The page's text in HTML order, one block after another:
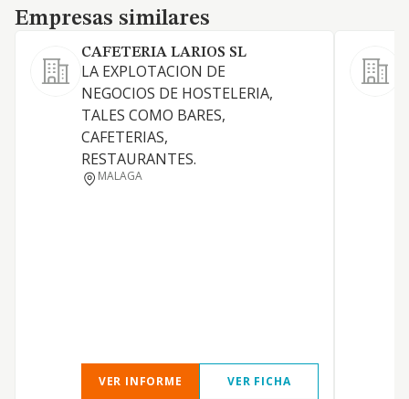
Empresas similares
Empresas similares
CAFETERIA LARIOS SL
LA EXPLOTACION DE
NEGOCIOS DE HOSTELERIA,
TALES COMO BARES,
CAFETERIAS,
RESTAURANTES.
MALAGA
VER INFORME VER FICHA